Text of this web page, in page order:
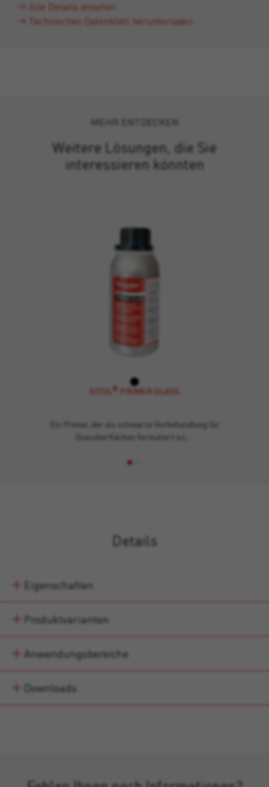
Alle Details ansehen
Technisches Datenblatt herunterladen
MEHR ENTDECKEN
Weitere Lösungen, die Sie
interessieren könnten
® PRIMER GLASS
Ein Primer, der als schwarze Vorbehandlung für
Glasoberflächen formuliert ist,…
Details
Eigenschaften
Produktvarianten
Anwendungsbereiche
Downloads